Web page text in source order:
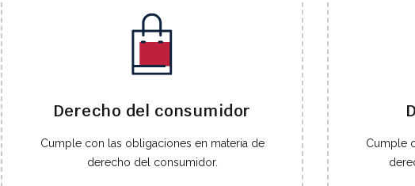
Derecho del consumidor
Cumple con las obligaciones en materia de
derecho del consumidor.
Cumple